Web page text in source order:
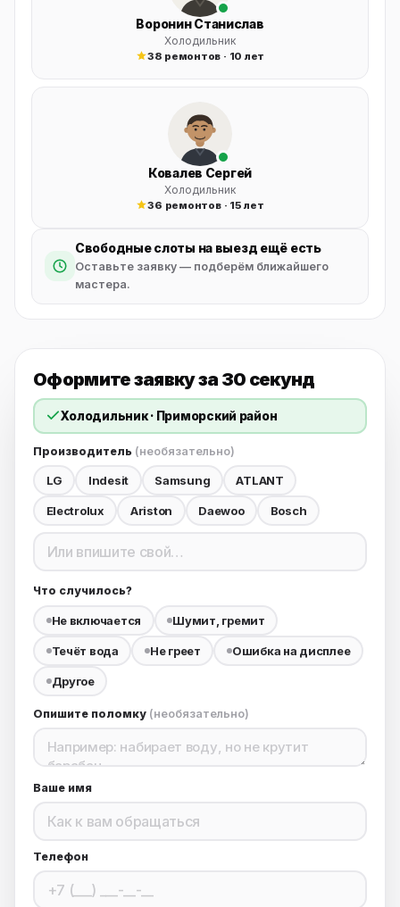
Воронин Станислав
Холодильник
38 ремонтов · 10 лет
Ковалев Сергей
Холодильник
36 ремонтов · 15 лет
Свободные слоты на выезд ещё есть
Оставьте заявку — подберём ближайшего
мастера.
Оформите заявкуза 30 секунд
холодильник · Приморский район
Производитель (необязательно)
LG Indesit Samsung ATLANT
Electrolux Ariston Daewoo Bosch
Что случилось?
Не включается Шумит, гремит
Течёт вода Не греет Ошибка на дисплее
Другое
Опишите поломку (необязательно)
Ваше имя
Телефон